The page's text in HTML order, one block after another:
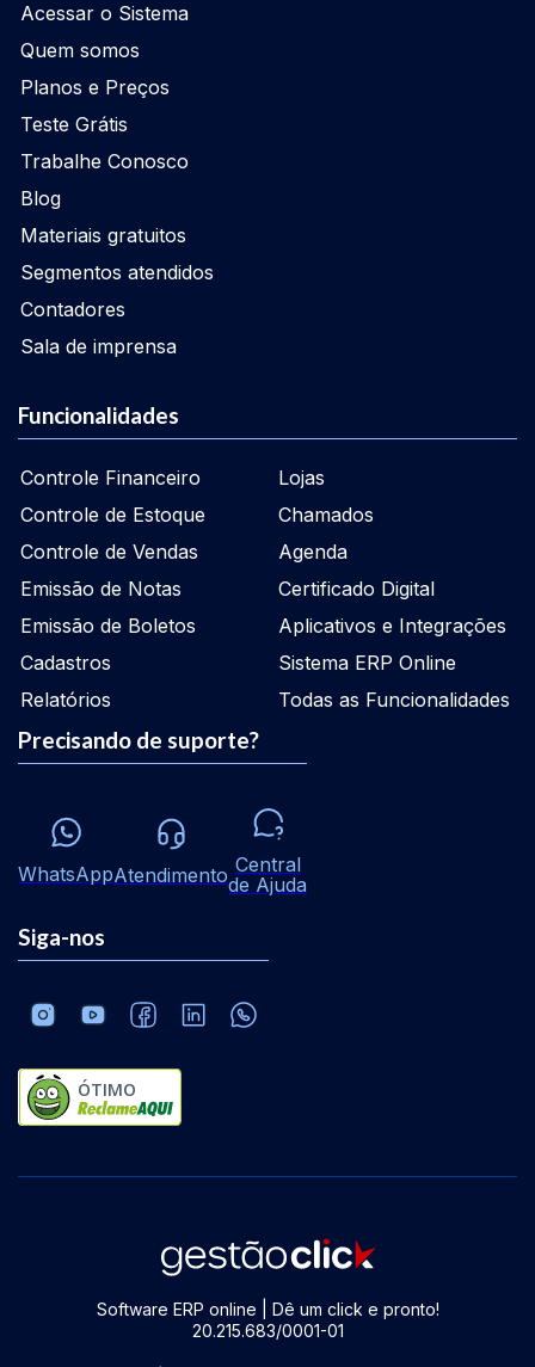
Acessar o Sistema
Quem somos
Planos e Preços
Teste Grátis
Trabalhe Conosco
Blog
Materiais gratuitos
Segmentos atendidos
Contadores
Sala de imprensa
Funcionalidades
Controle Financeiro
Controle de Estoque
Controle de Vendas
Emissão de Notas
Emissão de Boletos
Cadastros
Relatórios
Lojas
Chamados
Agenda
Certificado Digital
Aplicativos e Integrações
Sistema ERP Online
Todas as Funcionalidades
Precisando de suporte?
WhatsAppAtendimento Central
de Ajuda
Siga-nos
ÓTIMO
Software ERP online | Dê um click e pronto!
20.215.683/0001-01